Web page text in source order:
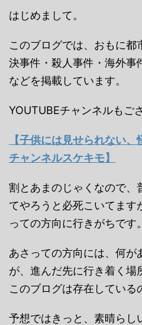
はじめまして。
このブログでは、おもに
決事件・殺人事件・海外事
などを掲載しています。
YOUTUBEチャンネルもご
【子供には見せられない
チャンネルスケキモ】
割とあまのじゃくなので、
てやろうと必死こいてます
っての方向に行きがちです。
あさっての方向には、何が
が、進んだ先に行き着く場
このブログは存在している
予想ではきっと、素晴らし